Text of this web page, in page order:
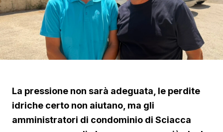
La pressione non sarà adeguata, le perdite
idriche certo non aiutano, ma gli
amministratori di condominio di Sciacca